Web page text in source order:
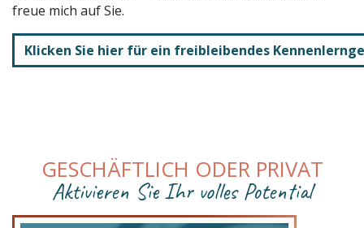
freue mich auf Sie.
Klicken Sie hier für ein freibleibendes
GESCHÄFTLICH ODER PRIVAT
Aktivieren Sie Ihr volles Potential